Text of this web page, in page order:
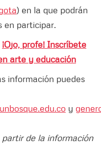
) en la que podrán
en participar.
¡Ojo, profe! Inscríbete
arte y educación
información puedes
y
de la información